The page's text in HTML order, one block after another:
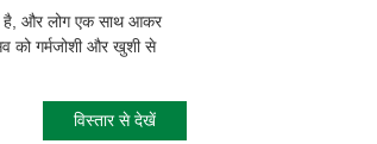
है, और लोग एक साथ आकर
को गर्मजोशी और खुशी से
विस्तार से देखें